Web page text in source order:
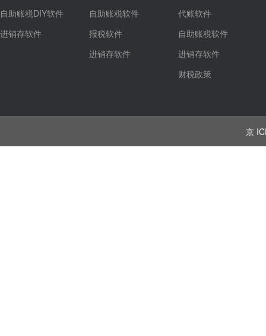
自助账税DIY软件
进销存软件
自助账税软件
报税软件
进销存软件
代账软件
自助账税软件
进销存软件
财税政策
京